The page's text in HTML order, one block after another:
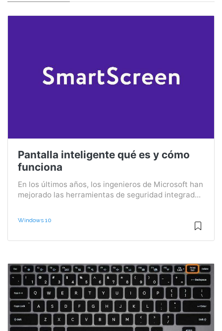
Pantalla inteligente qué es y cómo
funciona
En los últimos años, los ingenieros de Microsoft han
mejorado las herramientas de seguridad integrad...
Windows 10